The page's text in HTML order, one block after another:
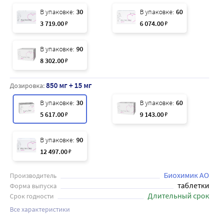
В упаковке: 30
3 719.00₽
В упаковке: 60
6 074.00₽
В упаковке: 90
8 302.00₽
Дозировка:850 мг + 15 мг
В упаковке: 30
5 617.00₽
В упаковке: 60
9 143.00₽
В упаковке: 90
12 497.00₽
Производитель Биохимик АО
Форма выпуска таблетки
Срок годности Длительный срок
Все характеристики